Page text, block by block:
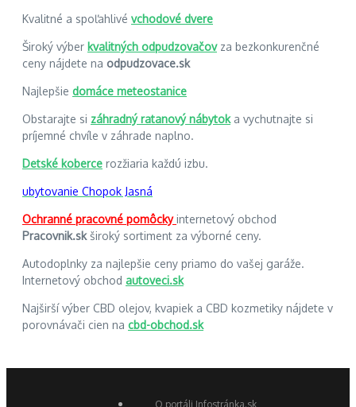
Kvalitné a spoľahlivé vchodové dvere
Široký výber kvalitných odpudzovačovza bezkonkurenčné
ceny nájdete na odpudzovace.sk
Najlepšie domáce meteostanice
Obstarajte si záhradný ratanový nábytoka vychutnajte si
príjemné chvíle v záhrade naplno.
Detské koberce rozžiaria každú izbu.
ubytovanie Chopok Jasná
Ochranné pracovné pomôckyinternetový obchod
Pracovnik.skširoký sortiment za výborné ceny.
Autodoplnky za najlepšie ceny priamo do vašej garáže.
Internetový obchod autoveci.sk
Najširší výber CBD olejov, kvapiek a CBD kozmetiky nájdete v
porovnávači cien na cbd-obchod.sk
O portáli Infostránka.sk